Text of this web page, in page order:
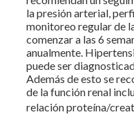
la presión arterial,
monitoreo regular de
comenzar a las 6
anualmente.
puede ser
Además de esto se
de la función renal
relación proteína/